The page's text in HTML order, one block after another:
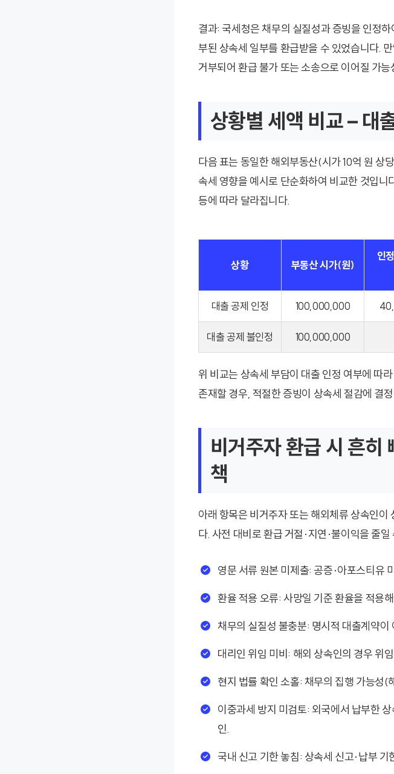
결과: 국세청은 채무의 실질성과 증빙을 인정
부된 상속세 일부를 환급받을 수 있었습니다.
거부되어 환급 불가 또는 소송으로 이어질 가능
상황별 세액 비교 – 대
다음 표는 동일한 해외부동산(시가 10억 원 상
속세 영향을 예시로 단순화하여 비교한 것입
등에 따라 달라집니다.
상황 부동산 시가(원)
인
대출 공제 인정 100,000,000
대출 공제 불인정 100,000,000
위 비교는 상속세 부담이 대출 인정 여부에 따
존재할 경우, 적절한 증빙이 상속세 절감에 결
비거주자 환급 시 흔히
책
아래 항목은 비거주자 또는 해외체류 상속인
다. 사전 대비로 환급 거절·지연·불이익을 줄일
영문 서류 원본 미제출: 공증·아포스티유
환율 적용 오류: 사망일 기준 환율을 적용
채무의 실질성 불충분: 명시적 대출계약
대리인 위임 미비: 해외 상속인의 경우 위
현지 법률 확인 소홀: 채무의 집행 가능성(
이중과세 방지 미검토: 외국에서 납부한
인.
국내 신고 기한 놓침: 상속세 신고·납부